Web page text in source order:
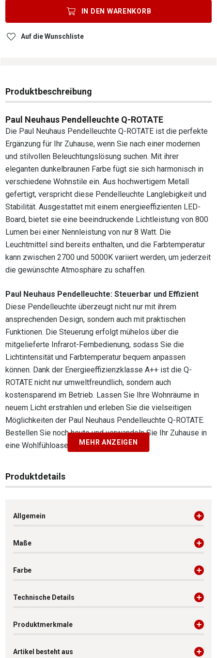
IN DEN WARENKORB
Auf die Wunschliste
Produktbeschreibung
Paul Neuhaus Pendelleuchte Q-ROTATE
Die Paul Neuhaus Pendelleuchte Q-ROTATE ist die perfekte
Ergänzung für Ihr Zuhause, wenn Sie nach einer modernen
und stilvollen Beleuchtungslösung suchen. Mit ihrer
eleganten dunkelbraunen Farbe fügt sie sich harmonisch in
verschiedene Wohnstile ein. Aus hochwertigem Metall
gefertigt, verspricht diese Pendelleuchte Langlebigkeit und
Stabilität. Ausgestattet mit einem energieeffizienten LED-
Board, bietet sie eine beeindruckende Lichtleistung von 800
Lumen bei einer Nennleistung von nur 8 Watt. Die
Leuchtmittel sind bereits enthalten, und die Farbtemperatur
kann zwischen 2700 und 5000K variiert werden, um jederzeit
die gewünschte Atmosphäre zu schaffen.
Paul Neuhaus Pendelleuchte: Steuerbar und Effizient
Diese Pendelleuchte überzeugt nicht nur mit ihrem
ansprechenden Design, sondern auch mit praktischen
Funktionen. Die Steuerung erfolgt mühelos über die
mitgelieferte Infrarot-Fernbedienung, sodass Sie die
Lichtintensität und Farbtemperatur bequem anpassen
können. Dank der Energieeffizienzklasse A++ ist die Q-
ROTATE nicht nur umweltfreundlich, sondern auch
kostensparend im Betrieb. Lassen Sie Ihre Wohnräume in
neuem Licht erstrahlen und erleben Sie die vielseitigen
Möglichkeiten der Paul Neuhaus Pendelleuchte Q-ROTATE.
Bestellen Sie noch heute und verwandeln Sie Ihr Zuhause in
eine Wohlfühloase.
MEHR ANZEIGEN
Produktdetails
Allgemein
Maße
Farbe
Technische Details
Produktmerkmale
Artikel besteht aus